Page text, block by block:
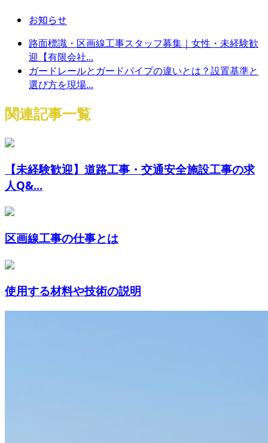
お知らせ
路面標識・区画線工事スタッフ募集｜女性・未経験歓
迎【有限会社...
ガードレールとガードパイプの違いとは？設置基準と
選び方を現場...
関連記事一覧
【未経験歓迎】道路工事・交通安全施設工事の求
人Q&...
区画線工事の仕事とは
使用する材料や技術の説明